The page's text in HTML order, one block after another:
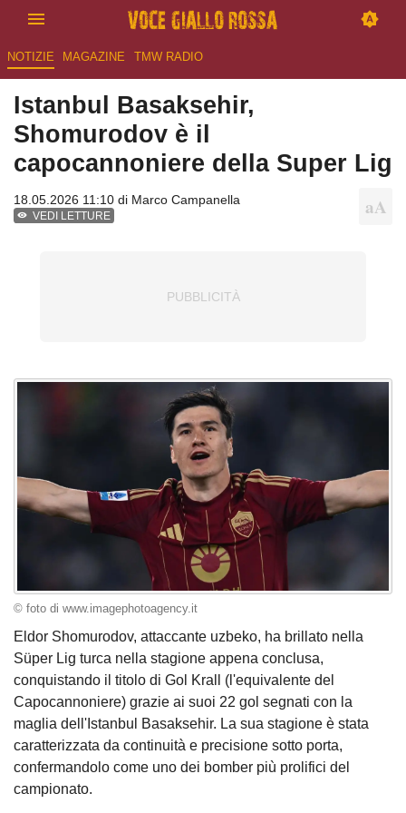
NOTIZIE MAGAZINE TMW RADIO
Istanbul Basaksehir,
Shomurodov è il
capocannoniere della Super Lig
18.05.2026 11:10 di Marco Campanella
VEDI LETTURE
© foto di www.imagephotoagency.it
Eldor Shomurodov, attaccante uzbeko, ha brillato nella
Süper Lig turca nella stagione appena conclusa,
conquistando il titolo di Gol Krall (l'equivalente del
Capocannoniere) grazie ai suoi 22 gol segnati con la
maglia dell'Istanbul Basaksehir. La sua stagione è stata
caratterizzata da continuità e precisione sotto porta,
confermandolo come uno dei bomber più prolifici del
campionato.